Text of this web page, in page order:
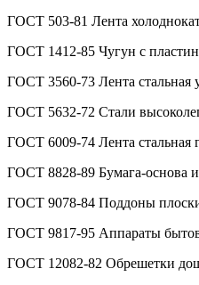
ГОСТ 503-81 Лента
ГОСТ 1412-85 Чугун с
ГОСТ 3560-73 Лента стальная
ГОСТ 5632-72 Стали
ГОСТ 6009-74 Лента стальная
ГОСТ 8828-89 Бумага-основа и
ГОСТ 9078-84 Поддоны
ГОСТ 9817-95 Аппараты
ГОСТ 12082-82 Обрешетки